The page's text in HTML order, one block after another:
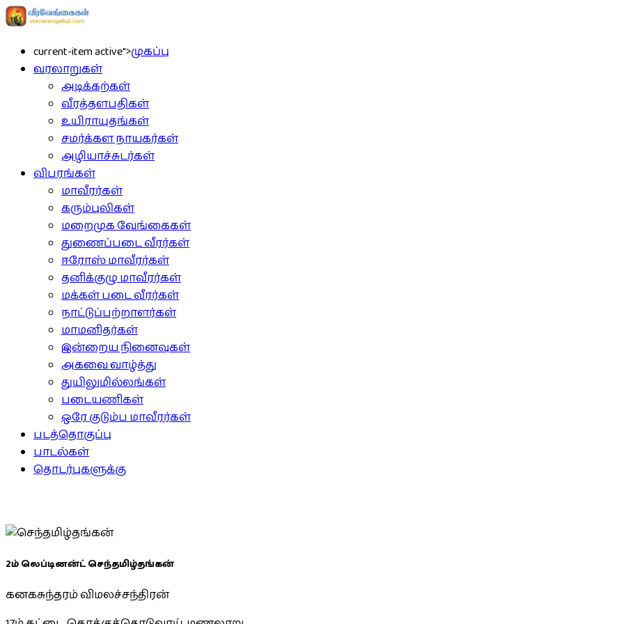
current-item active">முகப்பு
வரலாறுகள்
அடிக்கற்கள்
வீரத்தளபதிகள்
உயிராயுதங்கள்
சமர்க்கள நாயகர்கள்
அழியாச்சுடர்கள்
விபரங்கள்
மாவீரர்கள்
கரும்புலிகள்
மறைமுக வேங்கைகள்
துணைப்படை வீரர்கள்
ஈரோஸ் மாவீரர்கள்
தனிக்குழு மாவீரர்கள்
மக்கள் படை வீரர்கள்
நாட்டுப்பற்றாளர்கள்
மாமனிதர்கள்
இன்றைய நினைவுகள்
அகவை வாழ்த்து
துயிலுமில்லங்கள்
படையணிகள்
ஒரே குடும்ப மாவீரர்கள்
படத்தொகுப்பு
பாடல்கள்
தொடர்புகளுக்கு
2ம் லெப்டினன்ட் செந்தமிழ்தங்கன்
கனகசுந்தரம் விமலச்சந்திரன்